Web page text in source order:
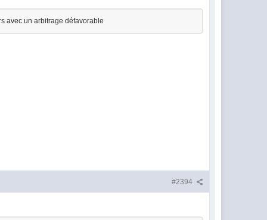
avec un arbitrage défavorable
#2394